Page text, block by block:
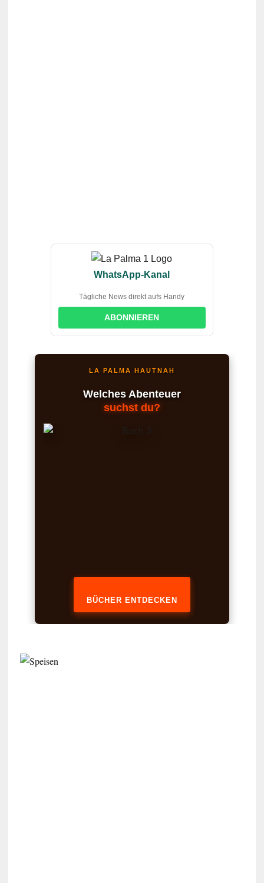
WhatsApp-Kanal
Tägliche News direkt aufs Handy
ABONNIEREN
LA PALMA HAUTNAH
Welches Abenteuer
suchst du?
BÜCHER ENTDECKEN